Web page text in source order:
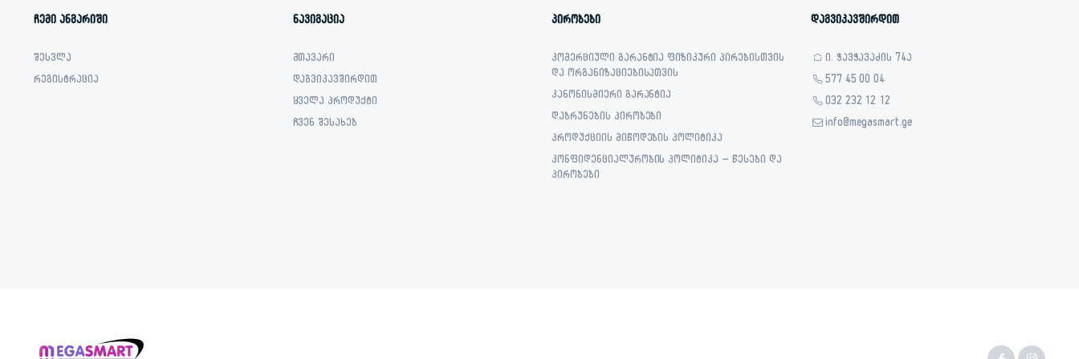
ჩემი ანგარიში
შესვლა
რეგისტრაცია
ნავიგაცია
მთავარი
დაგვიკავშირდით
ყველა პროდუქტი
ჩვენ შესახებ
პირობები
კომერციული გარანტია ფიზიკური პირებისთვის
და ორგანიზაციებისათვის
კანონისმიერი გარანტია
დაბრუნების პირობები
პროდუქციის მიწოდების პოლიტიკა
კონფიდენციალურობის პოლიტიკა – წესები და
პირობები
დაგვიკავშირდით
ი. ჭავჭავაძის 74ა
577 45 00 04
032 232 12 12
info@megasmart.ge